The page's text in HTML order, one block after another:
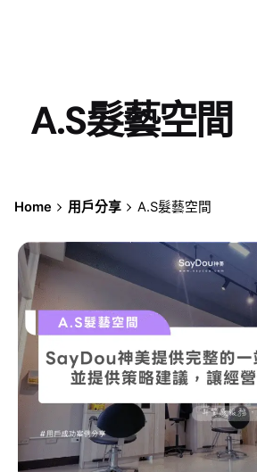
A.S髮藝空間
Home 用戶分享 A.S髮藝空間